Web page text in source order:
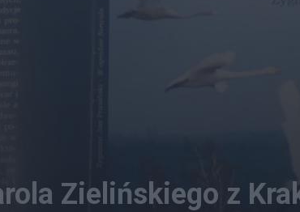
Zielińskiego z